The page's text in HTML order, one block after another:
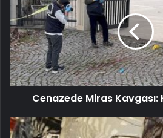
Cenazede Miras